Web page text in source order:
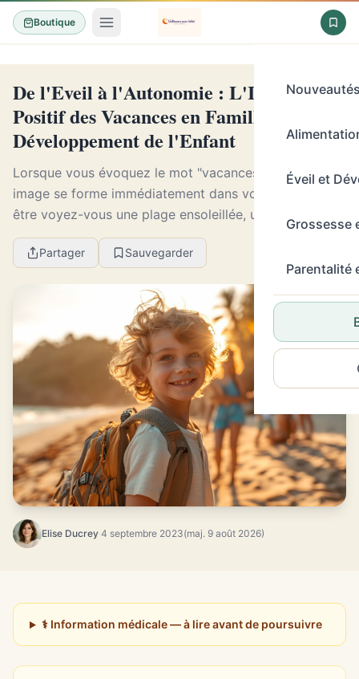
Boutique
Éveil et
Grossesse
Parentalité
De l'Eveil à l'Autonomie : L'Impact
Positif des Vacances en Famille sur le
Développement de l'Enfant
Lorsque vous évoquez le mot "vacances", quelle
image se forme immédiatement dans votre tête? Peut-
être voyez-vous une plage ensoleillée, un parc
d'attractions bondé ou encore une maison de
campagne pa...
Partager Sauvegarder
Elise Ducrey·4 septembre 2023(maj. 9 août 2026)
⚕️ Information médicale — à lire avant de poursuivre